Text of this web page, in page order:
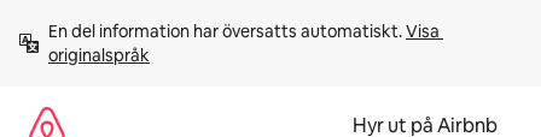
innehåll
En del information har översatts automatiskt. Visa
originalspråk
Hyr ut på Airbnb